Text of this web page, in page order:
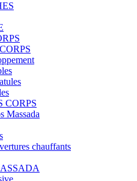
CORPS
Massada
chauffants